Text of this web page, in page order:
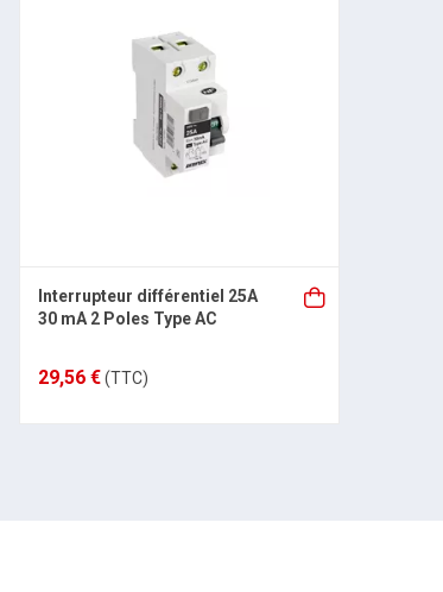
Interrupteur différentiel 25A
30 mA 2 Poles Type AC
29,56 €(TTC)